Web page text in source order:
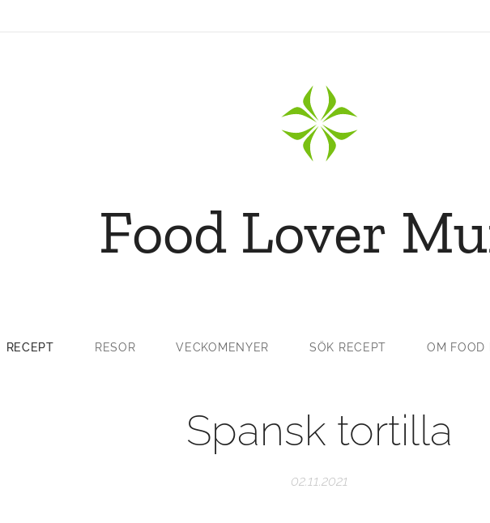
Food Lover
RECEPT RESOR VECKOMENYER SÖK RECEPT OM FOOD
Spansk tortilla
02.11.2021